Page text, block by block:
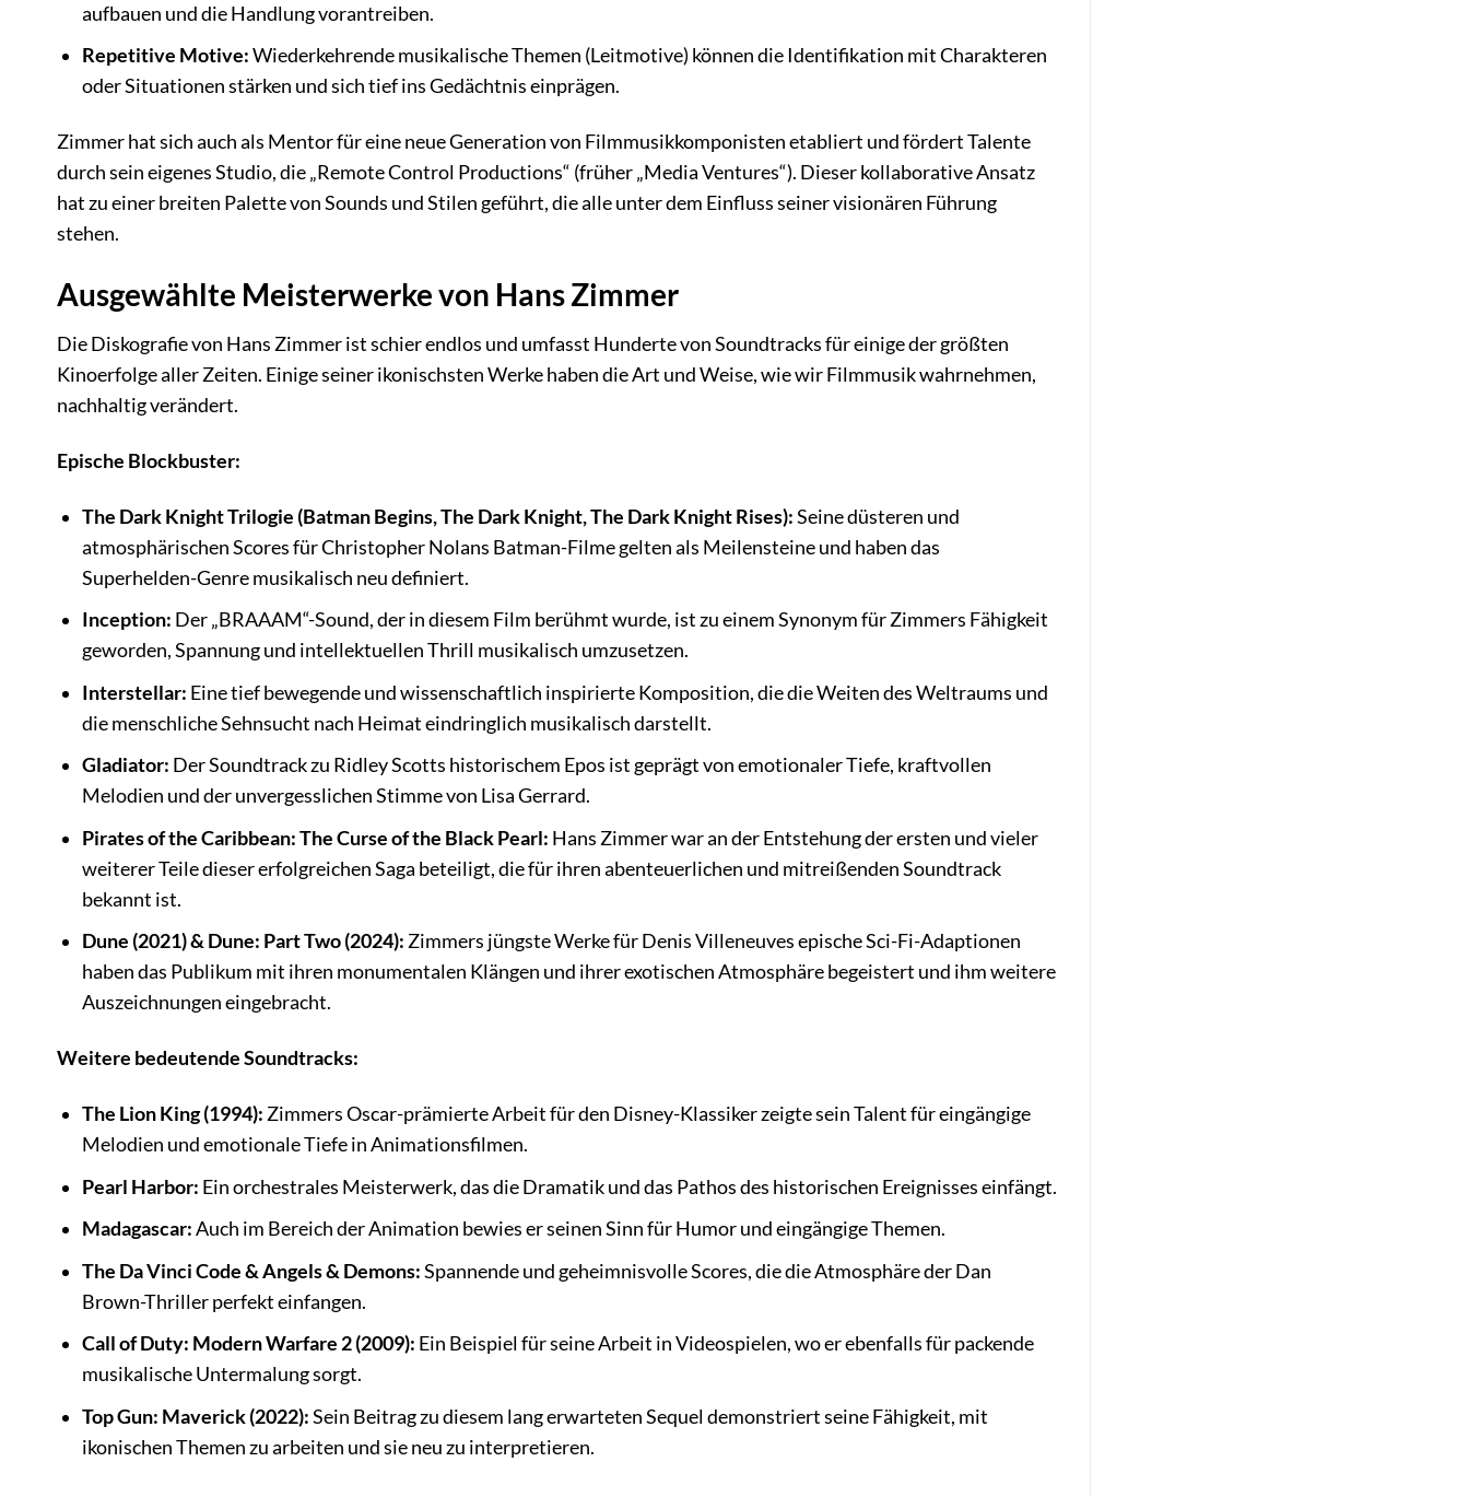
aufbauen und die Handlung vorantreiben.
Repetitive Motive:Wiederkehrende musikalische Themen (Leitmotive) können die Identifikation mit Charakteren
oder Situationen stärken und sich tief ins Gedächtnis einprägen.
Zimmer hat sich auch als Mentor für eine neue Generation von Filmmusikkomponisten etabliert und fördert Talente
durch sein eigenes Studio, die „Remote Control Productions“ (früher „Media Ventures“). Dieser kollaborative Ansatz
hat zu einer breiten Palette von Sounds und Stilen geführt, die alle unter dem Einfluss seiner visionären Führung
stehen.
Ausgewählte Meisterwerke von Hans Zimmer
Die Diskografie von Hans Zimmer ist schier endlos und umfasst Hunderte von Soundtracks für einige der größten
Kinoerfolge aller Zeiten. Einige seiner ikonischsten Werke haben die Art und Weise, wie wir Filmmusik wahrnehmen,
nachhaltig verändert.
Epische Blockbuster:
The Dark Knight Trilogie (Batman Begins, The Dark Knight, The Dark Knight Rises):Seine düsteren und
atmosphärischen Scores für Christopher Nolans Batman-Filme gelten als Meilensteine und haben das
Superhelden-Genre musikalisch neu definiert.
Inception: Der „BRAAAM“-Sound, der in diesem Film berühmt wurde, ist zu einem Synonym für Zimmers Fähigkeit
geworden, Spannung und intellektuellen Thrill musikalisch umzusetzen.
Interstellar: Eine tief bewegende und wissenschaftlich inspirierte Komposition, die die Weiten des Weltraums und
die menschliche Sehnsucht nach Heimat eindringlich musikalisch darstellt.
Gladiator: Der Soundtrack zu Ridley Scotts historischem Epos ist geprägt von emotionaler Tiefe, kraftvollen
Melodien und der unvergesslichen Stimme von Lisa Gerrard.
Pirates of the Caribbean: The Curse of the Black Pearl: Hans Zimmer war an der Entstehung der ersten und vieler
weiterer Teile dieser erfolgreichen Saga beteiligt, die für ihren abenteuerlichen und mitreißenden Soundtrack
bekannt ist.
Dune (2021) & Dune: Part Two (2024):Zimmers jüngste Werke für Denis Villeneuves epische Sci-Fi-Adaptionen
haben das Publikum mit ihren monumentalen Klängen und ihrer exotischen Atmosphäre begeistert und ihm weitere
Auszeichnungen eingebracht.
Weitere bedeutende Soundtracks:
The Lion King (1994): Zimmers Oscar-prämierte Arbeit für den Disney-Klassiker zeigte sein Talent für eingängige
Melodien und emotionale Tiefe in Animationsfilmen.
Pearl Harbor: Ein orchestrales Meisterwerk, das die Dramatik und das Pathos des historischen Ereignisses einfängt.
Madagascar:Auch im Bereich der Animation bewies er seinen Sinn für Humor und eingängige Themen.
The Da Vinci Code & Angels & Demons:Spannende und geheimnisvolle Scores, die die Atmosphäre der Dan
Brown-Thriller perfekt einfangen.
Call of Duty: Modern Warfare 2 (2009): Ein Beispiel für seine Arbeit in Videospielen, wo er ebenfalls für packende
musikalische Untermalung sorgt.
Top Gun: Maverick (2022):Sein Beitrag zu diesem lang erwarteten Sequel demonstriert seine Fähigkeit, mit
ikonischen Themen zu arbeiten und sie neu zu interpretieren.